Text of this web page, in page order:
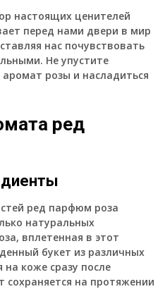
настоящих ценителей
перед нами двери в мир
нас почувствовать
Не упустите
розы и насладиться
ред
ред парфюм роза
натуральных
вплетенная в этот
букет из различных
коже сразу после
сохраняется на протяжении